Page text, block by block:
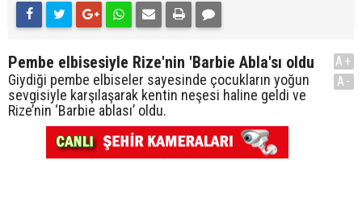
Pembe elbisesiyle Rize'nin 'Barbie Abla'sı oldu
Giydiği pembe elbiseler sayesinde çocukların yoğun
sevgisiyle karşılaşarak kentin neşesi haline geldi ve
Rize’nin ‘Barbie ablası’ oldu.
A+
A-